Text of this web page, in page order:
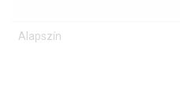
Alapszín